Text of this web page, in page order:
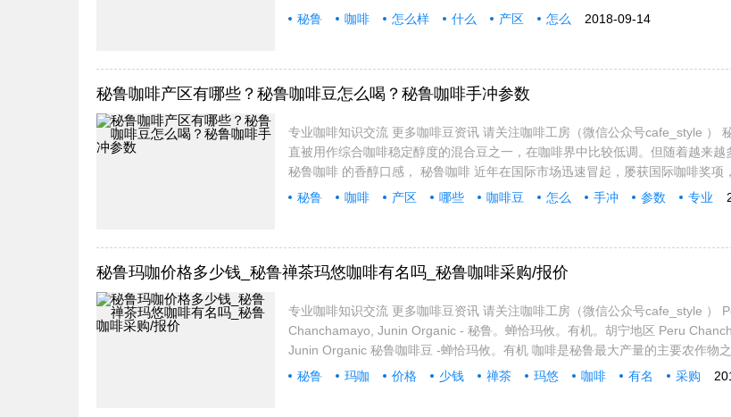
2018-09-14
秘鲁 咖啡 怎么样 什么 产区 怎么
秘鲁咖啡产区有哪些？秘鲁咖啡豆怎么喝？秘鲁咖啡手冲参数
专业咖啡知识交流 更多咖啡豆资讯 请关注咖啡工房（微信公众号cafe_style ）
直被用作综合咖啡稳定醇度的混合豆之一，在咖啡界中比较低调。但随着越来越
秘鲁咖啡 的香醇口感， 秘鲁咖啡 近年在国际市场迅速冒起，屡获国际咖啡奖项
秘鲁 咖啡 产区 哪些 咖啡豆 怎么 手冲 参数 专业
秘鲁玛咖价格多少钱_秘鲁禅茶玛悠咖啡有名吗_秘鲁咖啡采购/报价
专业咖啡知识交流 更多咖啡豆资讯 请关注咖啡工房（微信公众号cafe_style ）
Chanchamayo, Junin Organic - 秘鲁。蝉恰玛攸。有机。胡宁地区 Peru
Junin Organic 秘鲁咖啡豆 -蝉恰玛攸。有机 咖啡是秘鲁最大产量的主要农作物之
秘鲁 玛咖 价格 少钱 禅茶 玛悠 咖啡 有名
采购